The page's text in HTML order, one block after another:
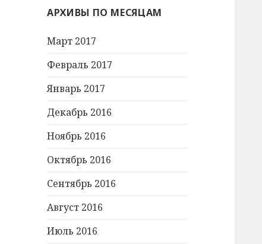
АРХИВЫ ПО МЕСЯЦАМ
Март 2017
Февраль 2017
Январь 2017
Декабрь 2016
Ноябрь 2016
Октябрь 2016
Сентябрь 2016
Август 2016
Июль 2016